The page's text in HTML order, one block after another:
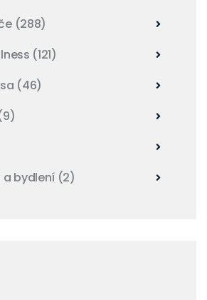
(288)
(121)
(46)
bydlení (2)